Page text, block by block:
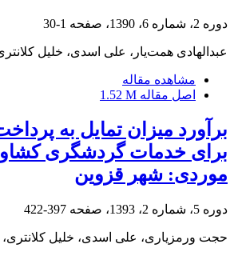
دوره 2، شماره 6، 1390، صفحه 1-30
عبدالهادی همت‌یار، علی اسدی، خلیل
مشاهده مقاله
اصل مقاله 1.52 M
برآورد میزان تمایل به
برای خدمات گردشگری
موردی: شهر قزوین
دوره 5، شماره 2، 1393، صفحه 397-422
حجت ورمزیاری، علی اسدی، خلیل